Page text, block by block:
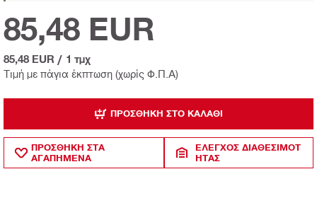
Τιμή με πάγια έκπτωση (χωρίς Φ.Π.Α)
85,48 EUR
85,48 EUR / 1 τμχ
ΠΡΟΣΘΉΚΗ ΣΤΟ ΚΑΛΆΘΙ
ΠΡΟΣΘΗΚΗ ΣΤΑ
ΑΓΑΠΗΜΕΝΑ
ΈΛΕΓΧΟΣ ΔΙΑΘΕΣΙΜΌΤ
ΗΤΑΣ